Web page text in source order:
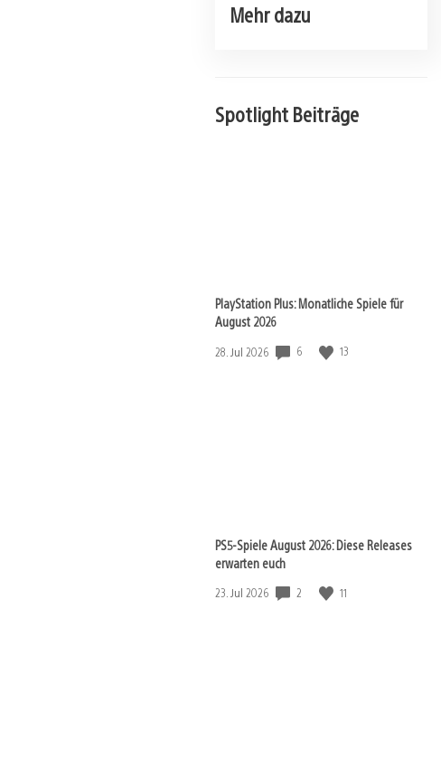
Mehr dazu
Spotlight Beiträge
PlayStation Plus: Monatliche Spiele für
August 2026
Veröffentlichungsdatum:
28. Jul 2026 6 13
PS5-Spiele August 2026: Diese Releases
erwarten euch
Veröffentlichungsdatum:
23. Jul 2026 2 11